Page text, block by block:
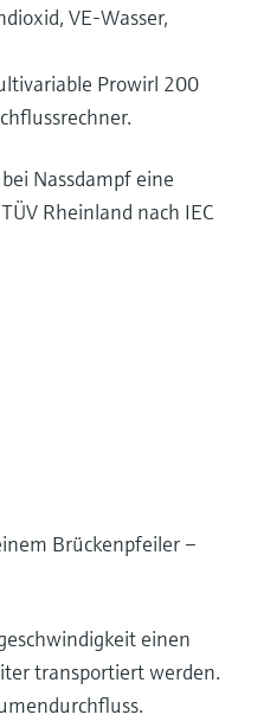
VE-Wasser,
Prowirl 200
Nassdampf eine
Rheinland nach IEC
Brückenpfeiler –
einen
transportiert werden.